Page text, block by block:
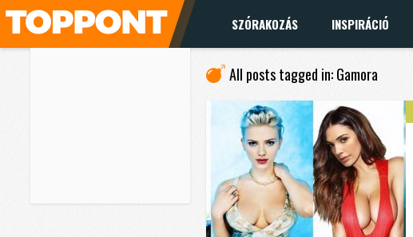
SZÓRAKOZÁS INSPIRÁCIÓ
All posts tagged in: Gamora